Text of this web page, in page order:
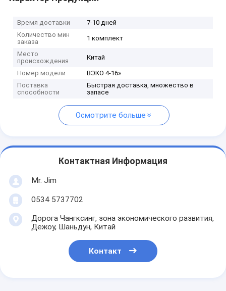
Время доставки
7-10 дней
Количество мин
заказа
1 комплект
Место
происхождения
Китай
Номер модели
ВЭКО 4-16»
Поставка
способности
Быстрая доставка, множество в
запасе
Осмотрите больше
Контактная Информация
Mr. Jim
0534 5737702
Дорога Чангксинг, зона экономического развития,
Дежоу, Шаньдун, Китай
Контакт